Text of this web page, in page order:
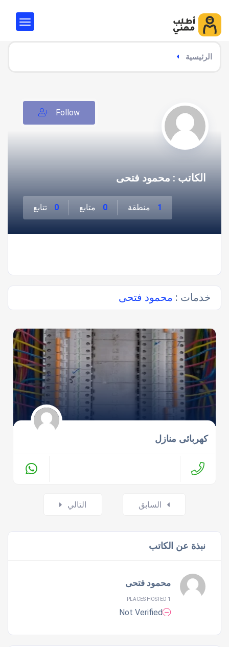
الرئيسية
الكاتب : محمود فتحى
1 منطقة 0 متابع 0 تتابع
Follow
خدمات : محمود فتحى
كهربائى منازل
السابق التالي
نبذة عن الكاتب
محمود فتحى
1 PLACES HOSTED
Not Verified